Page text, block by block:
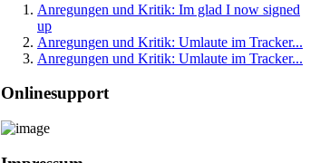
Anregungen und Kritik: Im glad I now signed
up
Anregungen und Kritik: Umlaute im Tracker...
Anregungen und Kritik: Umlaute im Tracker...
Onlinesupport